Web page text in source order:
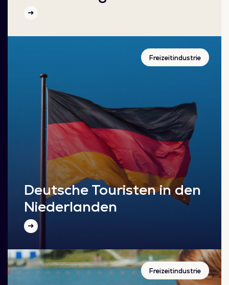
Freizeitindustrie
Deutsche Touristen in den
Niederlanden
Freizeitindustrie